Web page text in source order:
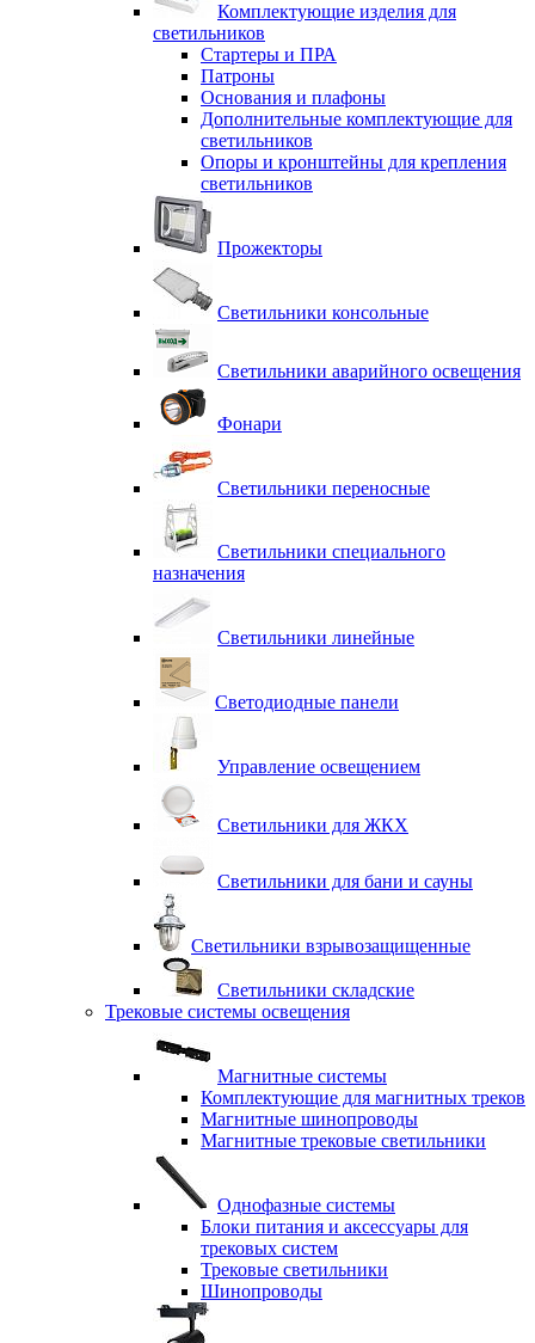
Комплектующие изделия для
светильников
Стартеры и ПРА
Патроны
Основания и плафоны
Дополнительные комплектующие для
светильников
Опоры и кронштейны для крепления
светильников
Прожекторы
Светильники консольные
Светильники аварийного освещения
Фонари
Светильники переносные
Светильники специального
назначения
Светильники линейные
Светодиодные панели
Управление освещением
Светильники для ЖКХ
Светильники для бани и сауны
Светильники взрывозащищенные
Светильники складские
Трековые системы освещения
Магнитные системы
Комплектующие для магнитных треков
Магнитные шинопроводы
Магнитные трековые светильники
Однофазные системы
Блоки питания и аксессуары для
трековых систем
Трековые светильники
Шинопроводы